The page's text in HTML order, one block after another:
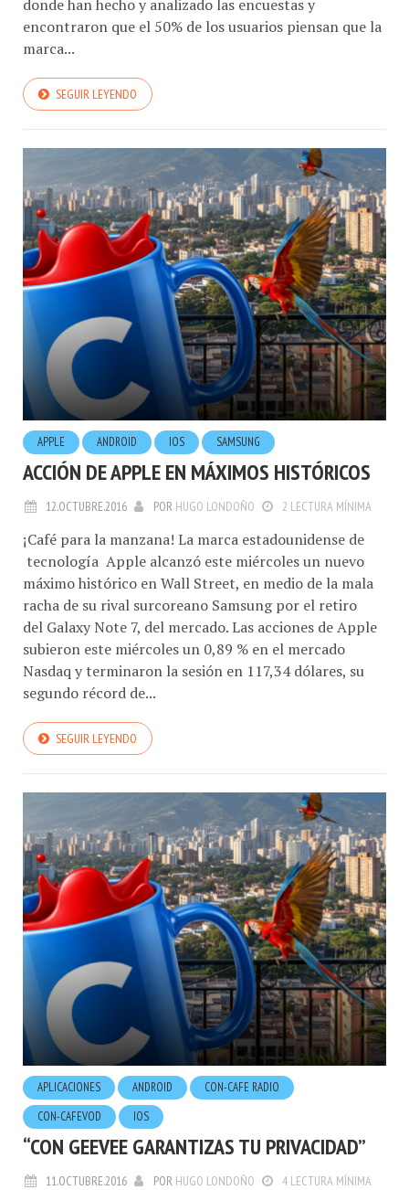
donde han hecho y analizado las encuestas y
encontraron que el 50% de los usuarios piensan que la
marca...
SEGUIR LEYENDO
APPLE ANDROID IOS SAMSUNG
ACCIÓN DE APPLE EN MÁXIMOS HISTÓRICOS
12.OCTUBRE.2016 POR HUGO LONDOÑO 2 LECTURA MÍNIMA
¡Café para la manzana! La marca estadounidense de
tecnología Apple alcanzó este miércoles un nuevo
máximo histórico en Wall Street, en medio de la mala
racha de su rival surcoreano Samsung por el retiro
del Galaxy Note 7, del mercado. Las acciones de Apple
subieron este miércoles un 0,89 % en el mercado
Nasdaq y terminaron la sesión en 117,34 dólares, su
segundo récord de...
SEGUIR LEYENDO
APLICACIONES ANDROID
CON-CAFE RADIO
CON-CAFEVOD
IOS
“CON GEEVEE GARANTIZAS TU PRIVACIDAD”
11.OCTUBRE.2016 POR HUGO LONDOÑO 4 LECTURA MÍNIMA